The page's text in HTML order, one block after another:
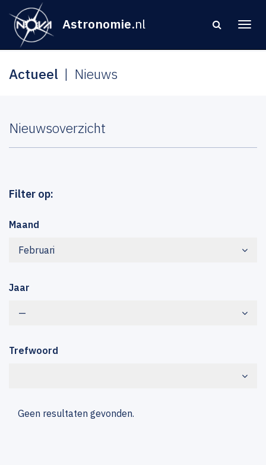
Astronomie.nl
Actueel Nieuws
Nieuwsoverzicht
Filter op:
Maand
Februari
Jaar
—
Trefwoord
Geen resultaten gevonden.